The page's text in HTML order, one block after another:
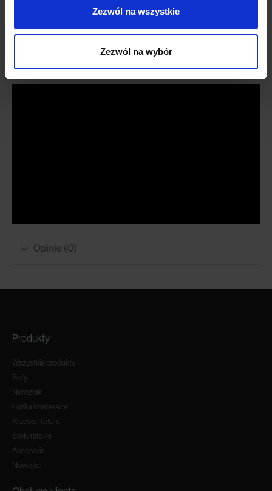
Zezwól na wszystkie
Zezwól na wybór
ochronną. Dzięki niej płyny nie wnikają w głąb włókien tkaniny, a do
czyszczenia będziesz potrzebować jedynie delikatnie zwilżonej
Opinie (0)
Produkty
Wszystkie produkty
Sofy
Narożniki
Łóżka i materace
Krzesła i fotele
Stoły i stoliki
Akcesoria
Nowości